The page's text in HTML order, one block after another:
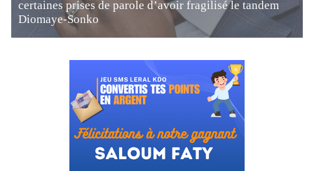
certaines prises de parole d’avoir fragilisé le tandem
Diomaye-Sonko